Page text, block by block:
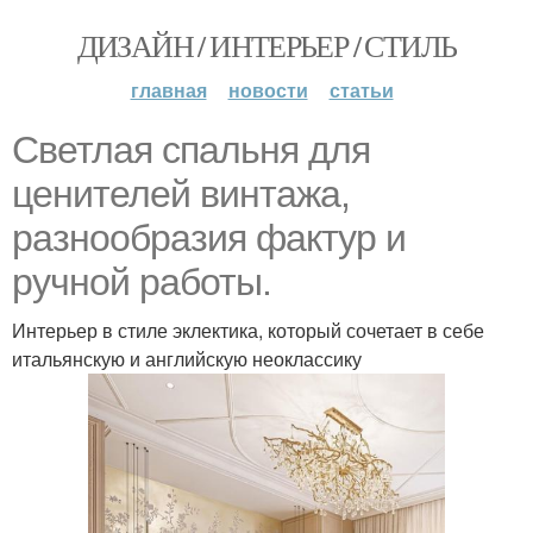
ДИЗАЙН / ИНТЕРЬЕР / СТИЛЬ
главная новости статьи
Светлая спальня для
ценителей винтажа,
разнообразия фактур и
ручной работы.
Интерьер в стиле эклектика, который сочетает в себе
итальянскую и английскую неоклассику